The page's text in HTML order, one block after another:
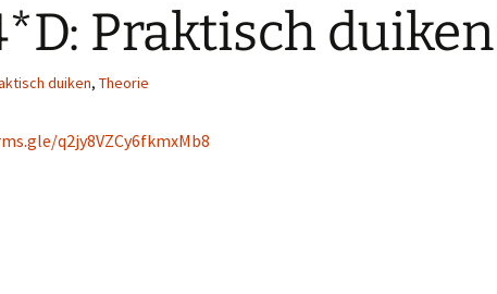
Praktisch duiken
duiken, Theorie
q2jy8VZCy6fkmxMb8